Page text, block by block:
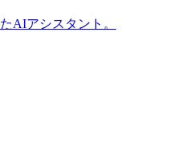
AIアシスタント。